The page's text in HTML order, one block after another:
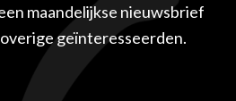
maandelijkse nieuwsbrief
geïnteresseerden.